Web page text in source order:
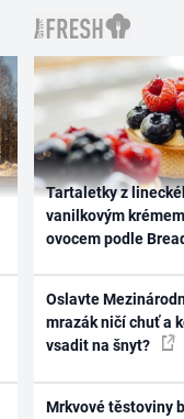
Tartaletky z
vanilkovým
ovocem podle
Oslavte
mrazák ničí chuť a
vsadit na šnyt?
Mrkvové těstoviny